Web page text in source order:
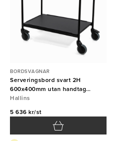
BORDSVAGNAR
Serveringsbord svart 2H
600x400mm utan handtag
Hallins
Hallins
5 636 kr/st